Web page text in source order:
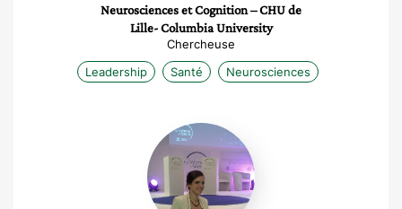
Neurosciences et Cognition – CHU de
Lille- Columbia University
Chercheuse
Leadership
Santé Neurosciences
Aurélie
Bourdon